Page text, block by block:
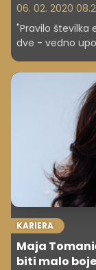
06. 02. 2020
"Pravilo številka
dve - vedno
citat o
enega izmed
KARIERA
Maja
biti malo